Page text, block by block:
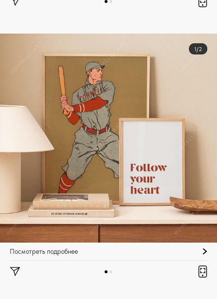
1/2
Посмотреть подробнее